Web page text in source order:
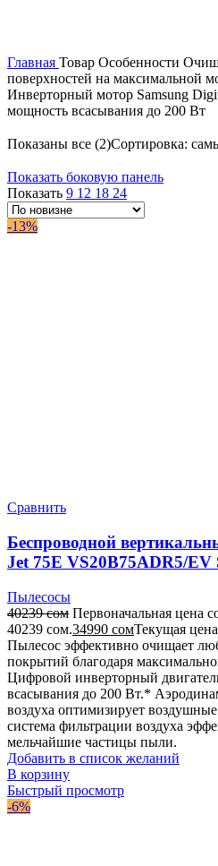
Главная Товар Особенности
поверхностей на максимальной
Инверторный мотор Samsung
мощность всасывания до 200 Вт
Показаны все (2)Сортировка:
Показать боковую панель
Показать 9 12 18 24
-13%
Сравнить
Беспроводной
Jet 75E VS20B75ADR5/EV
Пылесосы
40239сом Первоначальная цена
40239 сом.34990 сомТекущая
Пылесос эффективно очищает
покрытий благодаря
Цифровой инверторный
всасывания до 200 Вт.*
воздуха оптимизирует
система фильтрации воздуха
мельчайшие частицы пыли.
Добавить в список желаний
В корзину
Быстрый просмотр
-6%